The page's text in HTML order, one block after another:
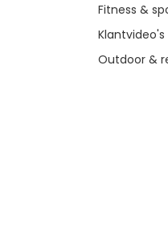
Fitness &
Klantvideo's
Outdoor &